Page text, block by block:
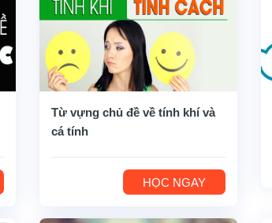
Từ vựng chủ đề về tính khí và
cá tính
HỌC NGAY